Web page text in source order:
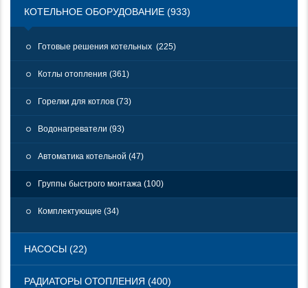
КОТЕЛЬНОЕ ОБОРУДОВАНИЕ (933)
Готовые решения котельных (225)
Котлы отопления (361)
Горелки для котлов (73)
Водонагреватели (93)
Автоматика котельной (47)
Группы быстрого монтажа (100)
Комплектующие (34)
НАСОСЫ (22)
РАДИАТОРЫ ОТОПЛЕНИЯ (400)